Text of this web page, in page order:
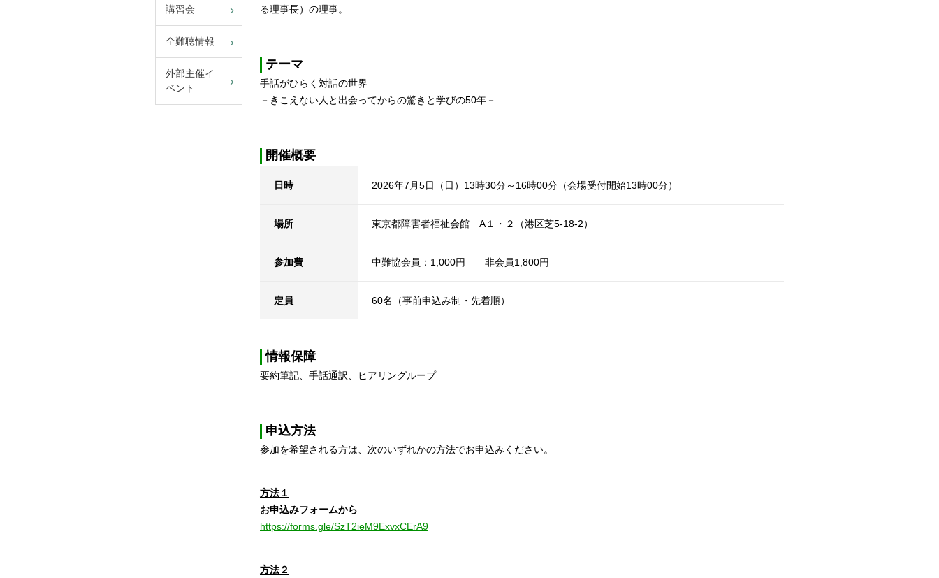
る理事長）の理事。
テーマ
手話がひらく対話の世界
－きこえない人と出会ってからの驚きと学びの50年－
開催概要
日時 2026年7月5日（日）13時30分～16時00分（会場受付開始13時00分）
場所 東京都障害者福祉会館 A１・２（港区芝5-18-2）
参加費 中難協会員：1,000円 非会員1,800円
定員 60名（事前申込み制・先着順）
情報保障
要約筆記、手話通訳、ヒアリングループ
申込方法
参加を希望される方は、次のいずれかの方法でお申込みください。
方法１
お申込みフォームから
https://forms.gle/SzT2ieM9ExvxCErA9
方法２
講習会
全難聴情報
外部主催イ
ベント